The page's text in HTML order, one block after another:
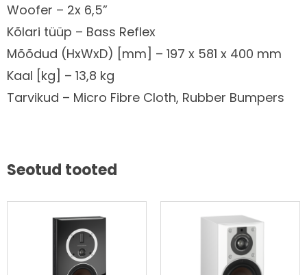
Woofer – 2x 6,5”
Kõlari tüüp – Bass Reflex
Mõõdud (HxWxD) [mm] – 197 x 581 x 400 mm
Kaal [kg] – 13,8 kg
Tarvikud – Micro Fibre Cloth, Rubber Bumpers
Seotud tooted